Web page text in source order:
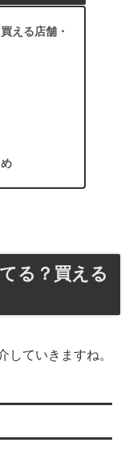
える店舗・
る？買える
していきますね。